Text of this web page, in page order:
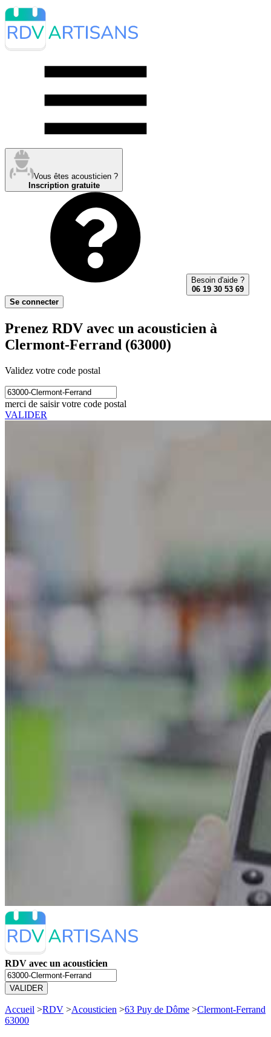
Vous êtes acousticien ?
Inscription gratuite
Besoin d'aide ?
06 19 30 53 69
Se connecter
Prenez RDV avec un acousticien à
Clermont-Ferrand (63000)
Validez votre code postal
merci de saisir votre code postal
VALIDER
RDV avec un acousticien
VALIDER
Accueil >RDV >Acousticien >63 Puy de Dôme >Clermont-Ferrand
63000